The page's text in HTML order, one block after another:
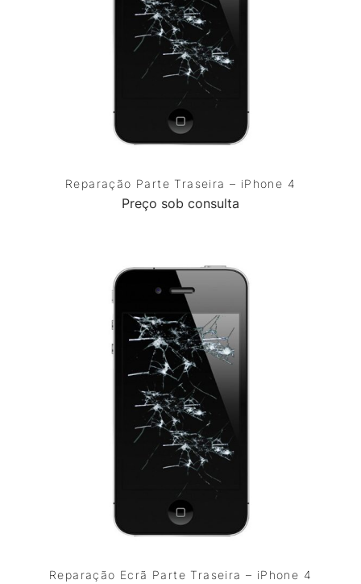
Reparação Parte Traseira – iPhone 4
Preço sob consulta
Reparação Ecrã Parte Traseira – iPhone 4